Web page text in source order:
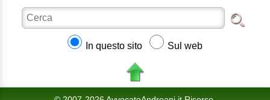
In questo sito Sul web